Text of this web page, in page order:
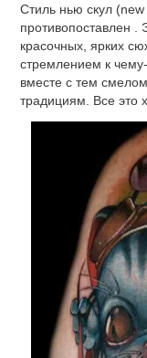
Стиль нью скул
противопоставлен .
красочных, ярких
стремлением к
вместе с тем
традициям. Все это